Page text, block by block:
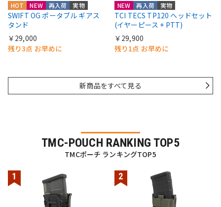
HOT NEW 再入荷 実物
SWIFT OG ポータブル ギアス
タンド
￥29,000
残り3点 お早めに
NEW 再入荷 実物
TCI TECS TP120 ヘッドセット
(イヤーピース + PTT)
￥29,900
残り1点 お早めに
新商品をすべて見る
TMC-POUCH RANKING TOP5
TMCポーチ ランキングTOP5